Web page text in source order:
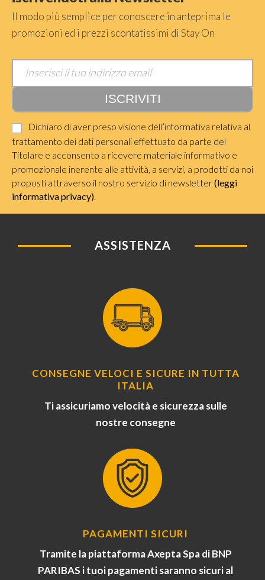
Il modo più semplice per conoscere in anteprima le
promozioni ed i prezzi scontatissimi di Stay On
Dichiaro di aver preso visione dell’informativa relativa al
trattamento dei dati personali effettuato da parte del
Titolare e acconsento a ricevere materiale informativo e
promozionale inerente alle attività, a servizi, a prodotti da noi
proposti attraverso il nostro servizio di newsletter(leggi
informativa privacy).
ASSISTENZA
CONSEGNE VELOCI E SICURE IN TUTTA
ITALIA
Ti assicuriamo velocità e sicurezza sulle
nostre consegne
PAGAMENTI SICURI
Tramite la piattaforma Axepta Spa di BNP
PARIBAS i tuoi pagamenti saranno sicuri al